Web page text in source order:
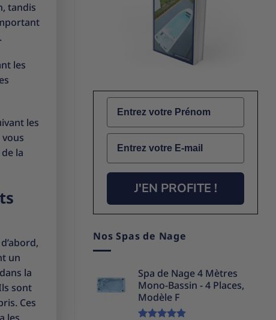
tandis
les
les
la
un
la
sont
Ces
les
Name
Email
J'EN PROFITE !
Nos Spas de Nage
Spa de Nage 4 Mètres
Mono-Bassin - 4 Places,
Modèle F